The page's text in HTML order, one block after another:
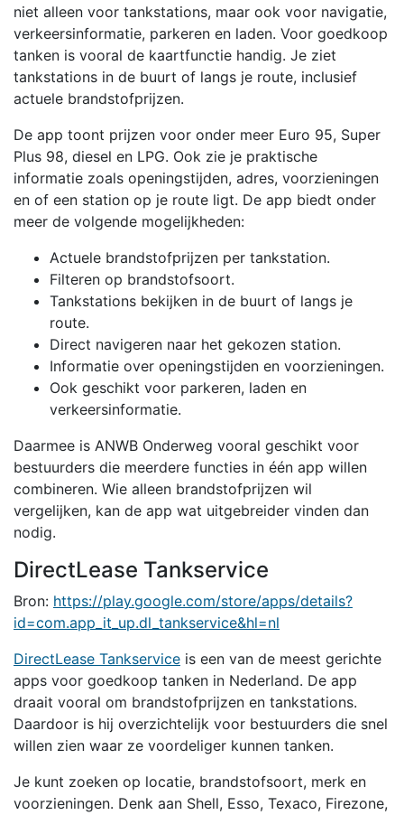
niet alleen voor tankstations, maar ook voor navigatie,
verkeersinformatie, parkeren en laden. Voor goedkoop
tanken is vooral de kaartfunctie handig. Je ziet
tankstations in de buurt of langs je route, inclusief
actuele brandstofprijzen.
De app toont prijzen voor onder meer Euro 95, Super
Plus 98, diesel en LPG. Ook zie je praktische
informatie zoals openingstijden, adres, voorzieningen
en of een station op je route ligt. De app biedt onder
meer de volgende mogelijkheden:
Actuele brandstofprijzen per tankstation.
Filteren op brandstofsoort.
Tankstations bekijken in de buurt of langs je
route.
Direct navigeren naar het gekozen station.
Informatie over openingstijden en voorzieningen.
Ook geschikt voor parkeren, laden en
verkeersinformatie.
Daarmee is ANWB Onderweg vooral geschikt voor
bestuurders die meerdere functies in één app willen
combineren. Wie alleen brandstofprijzen wil
vergelijken, kan de app wat uitgebreider vinden dan
nodig.
DirectLease Tankservice
Bron: https://play.google.com/store/apps/details?
id=com.app_it_up.dl_tankservice&hl=nl
DirectLease Tankservice is een van de meest gerichte
apps voor goedkoop tanken in Nederland. De app
draait vooral om brandstofprijzen en tankstations.
Daardoor is hij overzichtelijk voor bestuurders die snel
willen zien waar ze voordeliger kunnen tanken.
Je kunt zoeken op locatie, brandstofsoort, merk en
voorzieningen. Denk aan Shell, Esso, Texaco, Firezone,